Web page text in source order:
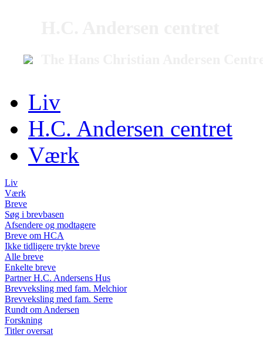
Liv
H.C. Andersen centret
Værk
Liv
Værk
Breve
Søg i brevbasen
Afsendere og modtagere
Breve om HCA
Ikke tidligere trykte breve
Alle breve
Enkelte breve
Partner H.C. Andersens Hus
Brevveksling med fam. Melchior
Brevveksling med fam. Serre
Rundt om Andersen
Forskning
Titler oversat